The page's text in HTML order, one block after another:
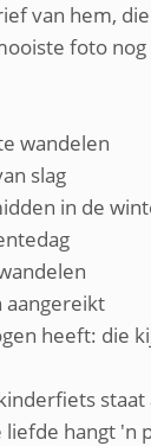
van hem,
foto
wandelen
slag
in de
aangereikt
heeft: die
liefde hangt 'n